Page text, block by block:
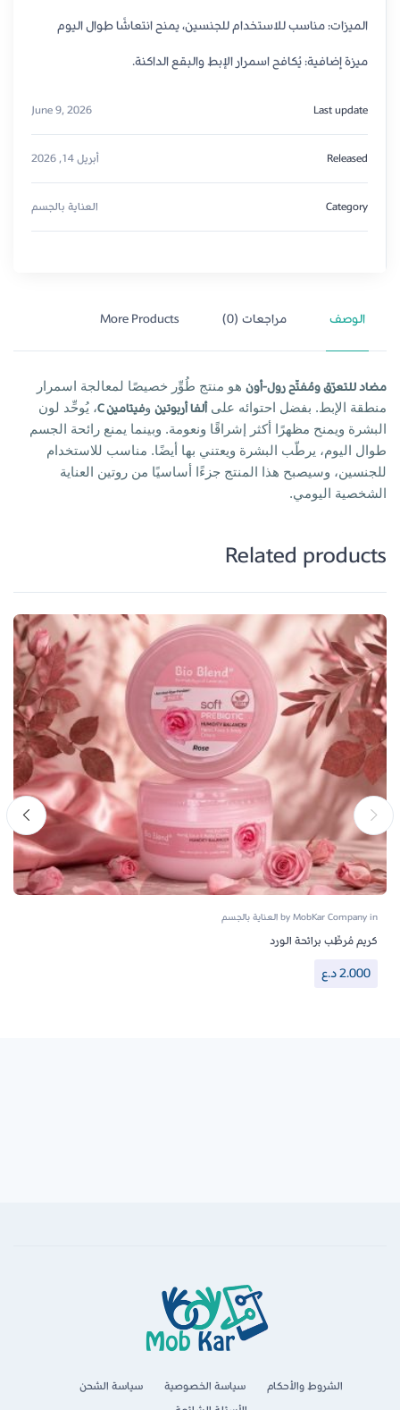
الميزات: مناسب للاستخدام للجنسين، يمنح انتعاشًا طوال اليوم
ميزة إضافية: يُكافح اسمرار الإبط والبقع الداكنة.
Last update
June 9, 2026
Released أبريل 14, 2026
Category العناية بالجسم
الوصف مراجعات (0) More Products
مضاد للتعرّق ومُفتّح رول-أون هو منتج طُوِّر خصيصًا لمعالجة اسمرار
منطقة الإبط. بفضل احتوائه علىألفا أربوتين وفيتامين C ، يُوحِّد لون
البشرة ويمنح مظهرًا أكثر إشراقًا ونعومة. وبينما يمنع رائحة الجسم
طوال اليوم، يرطّب البشرة ويعتني بها أيضًا. مناسب للاستخدام
للجنسين، وسيصبح هذا المنتج جزءًا أساسيًا من روتين العناية
الشخصية اليومي.
Related products
byMobKar Companyin العناية بالجسم
كريم مُرطِّب برائحة الورد
2.000د.ع
الشروط والأحكام سياسة الخصوصية
سياسة الشحن